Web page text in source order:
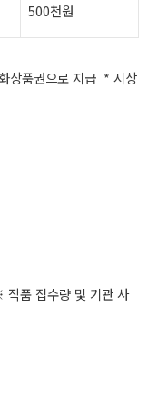
500천원
상품권으로 지급 * 시상
품 접수량 및 기관 사